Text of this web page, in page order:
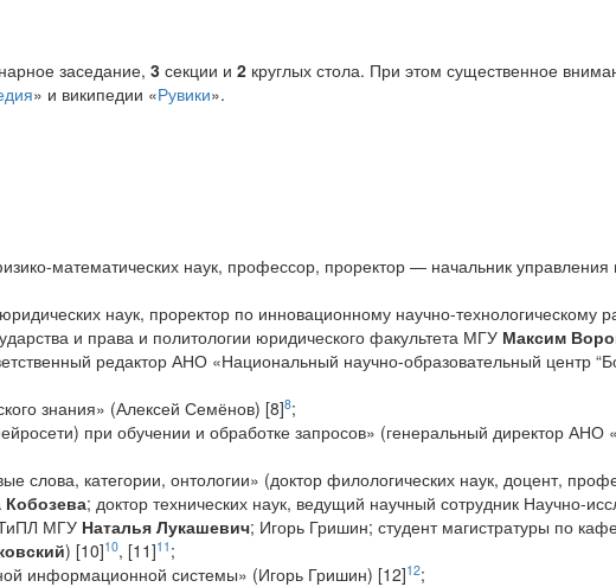
заседание, 3 секции и 2 круглых стола. При этом существенное
» и википедии «Рувики».
математических наук, профессор, проректор — начальник
наук, проректор по инновационному научно-технологическому
и права и политологии юридического факультета МГУ Максим
редактор АНО «Национальный научно-образовательный центр
знания» (Алексей Семёнов) [8]8;
при обучении и обработке запросов» (генеральный директор АНО
слова, категории, онтологии» (доктор филологических наук, доцент,
Кобозева; доктор технических наук, ведущий научный сотрудник Научно-
МГУ Наталья Лукашевич; Игорь Гришин; студент магистратуры по
) [10]10, [11]11 ;
информационной системы» (Игорь Гришин) [12]12;